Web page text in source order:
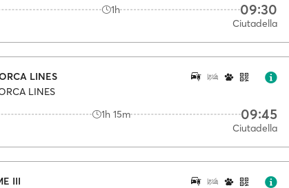
1h 09:30
Ciutadella
LINES
LINES
1h 15m 09:45
Ciutadella
III